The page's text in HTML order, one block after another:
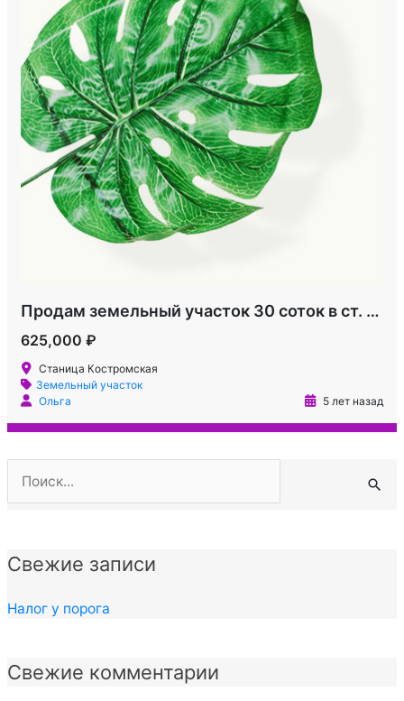
Продам земельный участок 30 соток в ст. Костромской
625,000 ₽
Станица Костромская
Земельный участок
Ольга
5 лет назад
Свежие записи
Налог у порога
Свежие комментарии